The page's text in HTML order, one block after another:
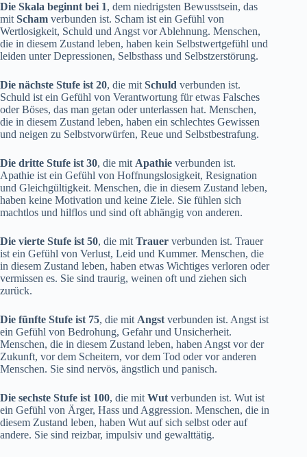
Die Skala beginnt bei 1, dem niedrigsten Bewusstsein, das
mit Scham verbunden ist. Scham ist ein Gefühl von
Wertlosigkeit, Schuld und Angst vor Ablehnung. Menschen,
die in diesem Zustand leben, haben kein Selbstwertgefühl und
leiden unter Depressionen, Selbsthass und Selbstzerstörung.
Die nächste Stufe ist 20, die mit Schuld verbunden ist.
Schuld ist ein Gefühl von Verantwortung für etwas Falsches
oder Böses, das man getan oder unterlassen hat. Menschen,
die in diesem Zustand leben, haben ein schlechtes Gewissen
und neigen zu Selbstvorwürfen, Reue und Selbstbestrafung.
Die dritte Stufe ist 30, die mit Apathie verbunden ist.
Apathie ist ein Gefühl von Hoffnungslosigkeit, Resignation
und Gleichgültigkeit. Menschen, die in diesem Zustand leben,
haben keine Motivation und keine Ziele. Sie fühlen sich
machtlos und hilflos und sind oft abhängig von anderen.
Die vierte Stufe ist 50, die mit Trauer verbunden ist. Trauer
ist ein Gefühl von Verlust, Leid und Kummer. Menschen, die
in diesem Zustand leben, haben etwas Wichtiges verloren oder
vermissen es. Sie sind traurig, weinen oft und ziehen sich
zurück.
Die fünfte Stufe ist 75, die mit Angst verbunden ist. Angst ist
ein Gefühl von Bedrohung, Gefahr und Unsicherheit.
Menschen, die in diesem Zustand leben, haben Angst vor der
Zukunft, vor dem Scheitern, vor dem Tod oder vor anderen
Menschen. Sie sind nervös, ängstlich und panisch.
Die sechste Stufe ist 100, die mit Wut verbunden ist. Wut ist
ein Gefühl von Ärger, Hass und Aggression. Menschen, die in
diesem Zustand leben, haben Wut auf sich selbst oder auf
andere. Sie sind reizbar, impulsiv und gewalttätig.